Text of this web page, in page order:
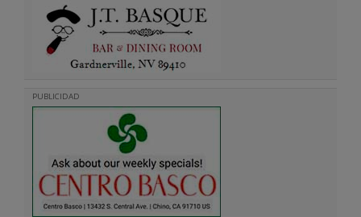
PUBLICIDAD